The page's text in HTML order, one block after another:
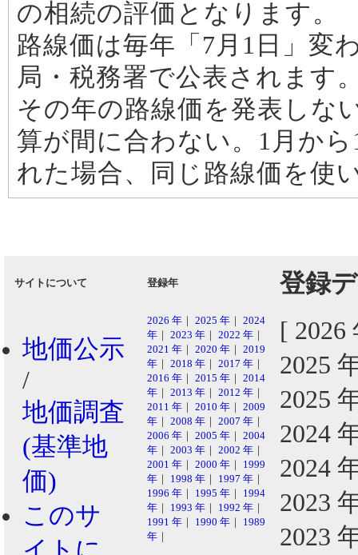
の相続の評価となります。
路線価は毎年「7月1日」変
局・税務署で公表されます
その年の路線価を発表しな
算が間に合わない。1月か
れた場合、同じ路線価を使
サイトについて 登録年 登録
地価公示
/
地価調査
(基準地
価)
このサ
2026 年 ｜ 2025 年 ｜ 2024
年 ｜ 2023 年 ｜ 2022 年 ｜
2021 年 ｜ 2020 年 ｜ 2019
年 ｜ 2018 年 ｜ 2017 年 ｜
2016 年 ｜ 2015 年 ｜ 2014
年 ｜ 2013 年 ｜ 2012 年 ｜
2011 年 ｜ 2010 年 ｜ 2009
年 ｜ 2008 年 ｜ 2007 年 ｜
2006 年 ｜ 2005 年 ｜ 2004
年 ｜ 2003 年 ｜ 2002 年 ｜
2001 年 ｜ 2000 年 ｜ 1999
年 ｜ 1998 年 ｜ 1997 年 ｜
1996 年 ｜ 1995 年 ｜ 1994
年 ｜ 1993 年 ｜ 1992 年 ｜
1991 年 ｜ 1990 年 ｜ 1989
年 ｜
[
2025
2025
2024
2024
2023
2023